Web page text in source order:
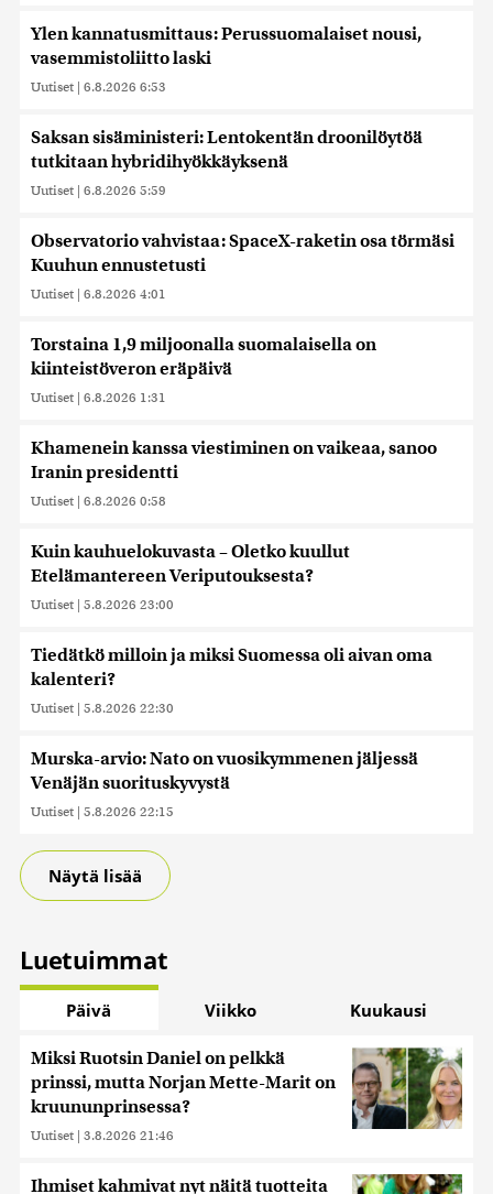
Ylen kannatusmittaus: Perussuomalaiset nousi,
vasemmistoliitto laski
Uutiset | 6.8.2026 6:53
Saksan sisäministeri: Lentokentän droonilöytöä
tutkitaan hybridihyökkäyksenä
Uutiset | 6.8.2026 5:59
Observatorio vahvistaa: SpaceX-raketin osa törmäsi
Kuuhun ennustetusti
Uutiset | 6.8.2026 4:01
Torstaina 1,9 miljoonalla suomalaisella on
kiinteistöveron eräpäivä
Uutiset | 6.8.2026 1:31
Khamenein kanssa viestiminen on vaikeaa, sanoo
Iranin presidentti
Uutiset | 6.8.2026 0:58
Kuin kauhuelokuvasta – Oletko kuullut
Etelämantereen Veriputouksesta?
Uutiset | 5.8.2026 23:00
Tiedätkö milloin ja miksi Suomessa oli aivan oma
kalenteri?
Uutiset | 5.8.2026 22:30
Murska-arvio: Nato on vuosikymmenen jäljessä
Venäjän suorituskyvystä
Uutiset | 5.8.2026 22:15
Näytä lisää
Luetuimmat
Päivä Viikko Kuukausi
Miksi Ruotsin Daniel on pelkkä
prinssi, mutta Norjan Mette-Marit on
kruununprinsessa?
Uutiset | 3.8.2026 21:46
Ihmiset kahmivat nyt näitä tuotteita